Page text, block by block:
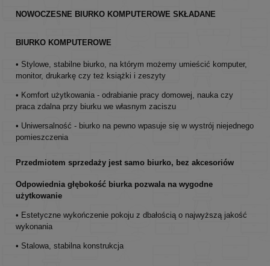
NOWOCZESNE BIURKO KOMPUTEROWE SKŁADANE
BIURKO KOMPUTEROWE
• Stylowe, stabilne biurko, na którym możemy umieścić komputer,
monitor, drukarkę czy też książki i zeszyty
• Komfort użytkowania - odrabianie pracy domowej, nauka czy
praca zdalna przy biurku we własnym zaciszu
• Uniwersalność - biurko na pewno wpasuje się w wystrój niejednego
pomieszczenia
Przedmiotem sprzedaży jest samo biurko, bez akcesoriów
Odpowiednia głębokość biurka pozwala na wygodne
użytkowanie
• Estetyczne wykończenie pokoju z dbałością o najwyższą jakość
wykonania
• Stalowa, stabilna konstrukcja